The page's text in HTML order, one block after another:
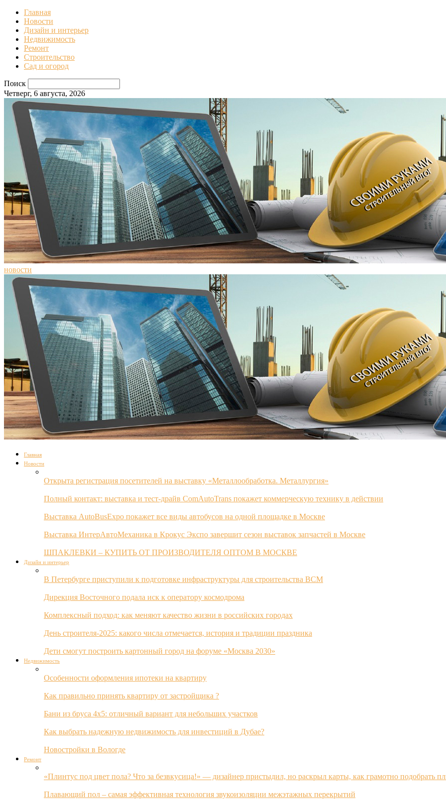
Главная
Новости
Дизайн и интерьер
Недвижимость
Ремонт
Строительство
Сад и огород
Поиск
Четверг, 6 августа, 2026
новости
Главная
Новости
Открыта регистрация посетителей на выставку «Металлообработка. Металлургия»
Полный контакт: выставка и тест-драйв ComAutoTrans покажет коммерческую технику в действии
Выставка AutoBusExpo покажет все виды автобусов на одной площадке в Москве
Выставка ИнтерАвтоМеханика в Крокус Экспо завершит сезон выставок запчастей в Москве
ШПАКЛЕВКИ – КУПИТЬ ОТ ПРОИЗВОДИТЕЛЯ ОПТОМ В МОСКВЕ
Дизайн и интерьер
В Петербурге приступили к подготовке инфраструктуры для строительства ВСМ
Дирекция Восточного подала иск к оператору космодрома
Комплексный подход: как меняют качество жизни в российских городах
День строителя-2025: какого числа отмечается, история и традиции праздника
Дети смогут построить картонный город на форуме «Москва 2030»
Недвижимость
Особенности оформления ипотеки на квартиру
Как правильно принять квартиру от застройщика ?
Бани из бруса 4х5: отличный вариант для небольших участков
Как выбрать надежную недвижимость для инвестиций в Дубае?
Новостройки в Вологде
Ремонт
«Плинтус под цвет пола? Что за безвкусица!» — дизайнер пристыдил, но раскрыл карты, как грамотно подобрать
Плавающий пол – самая эффективная технология звукоизоляции межэтажных перекрытий